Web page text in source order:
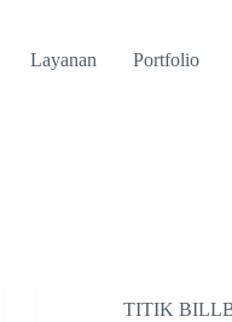
Layanan Portfolio
TITIK